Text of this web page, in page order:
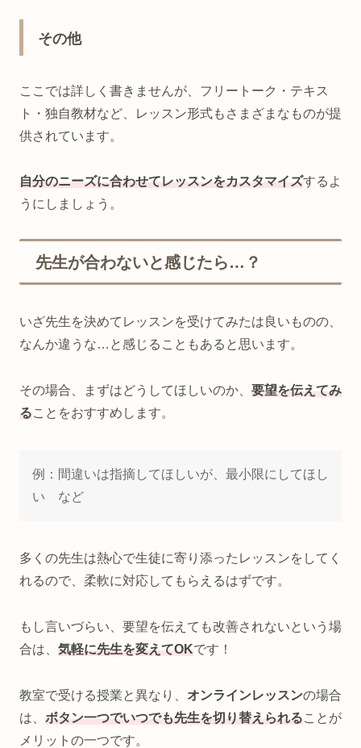
その他
ここでは詳しく書きませんが、フリートーク・テキス
ト・独自教材など、レッスン形式もさまざまなものが提
供されています。
自分のニーズに合わせてレッスンをカスタマイズするよ
うにしましょう。
先生が合わないと感じたら…？
いざ先生を決めてレッスンを受けてみたは良いものの、
なんか違うな…と感じることもあると思います。
その場合、まずはどうしてほしいのか、 要望を伝えてみ
ることをおすすめします。
例：間違いは指摘してほしいが、最小限にしてほし
い など
多くの先生は熱心で生徒に寄り添ったレッスンをしてく
れるので、柔軟に対応してもらえるはずです。
もし言いづらい、要望を伝えても改善されないという場
合は、 気軽に先生を変えてOKです！
教室で受ける授業と異なり、 オンラインレッスンの場合
は、 ボタン一つでいつでも先生を切り替えられることが
メリットの一つです。